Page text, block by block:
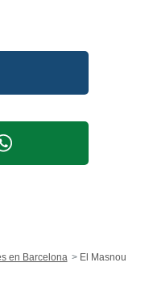
en Barcelona El Masnou